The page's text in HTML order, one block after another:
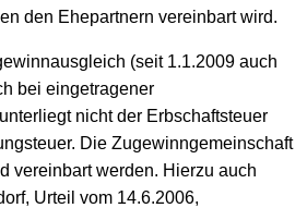
den Ehepartnern vereinbart wird.
(seit 1.1.2009 auch
bei eingetragener
nicht der Erbschaftsteuer
Die Zugewinngemeinschaft
vereinbart werden. Hierzu auch
Urteil vom 14.6.2006,